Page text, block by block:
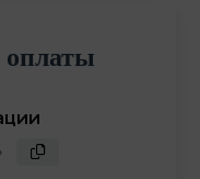
Пятница
оплаты